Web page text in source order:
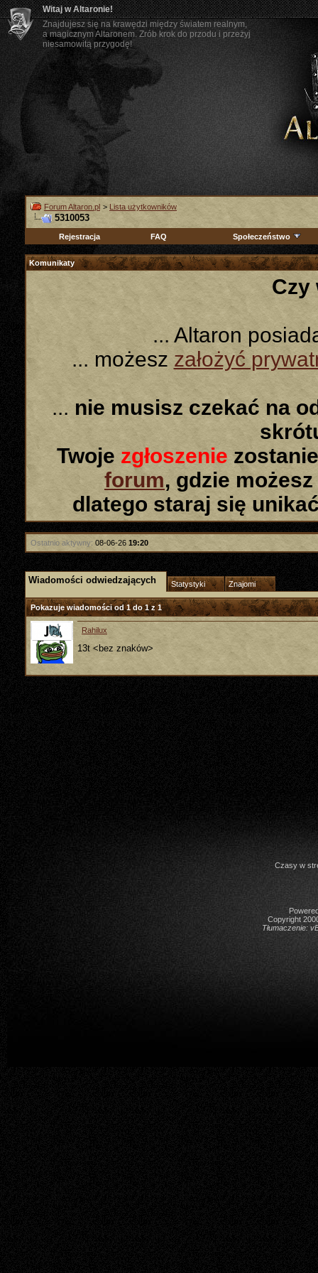
Witaj w Altaronie!
Znajdujesz się na krawędzi między światem realnym,
a magicznym Altaronem. Zrób krok do przodu i przeżyj
niesamowitą przygodę!
Forum Altaron.pl > Lista użytkowników
5310053
Rejestracja FAQ Społeczeństwo
Komunikaty
Czy
... Altaron
... możeszzałożyć
... nie musisz czekać na
Twoje zgłoszenie
forum, gdzie
dlatego staraj się
Ostatnio aktywny: 08-06-26 19:20
Wiadomości odwiedzających Statystyki Znajomi
Pokazuje wiadomości od 1 do1z1
Rahilux
13t <bez znaków>
Czasy w
Copyright
Tłumaczenie: